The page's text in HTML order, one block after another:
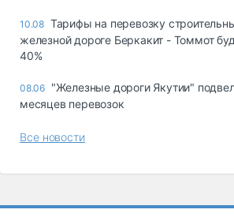
10.08 Тарифы на перевозку
железной дороге Беркакит - Томмот
40%
08.06 "Железные дороги Якутии"
месяцев перевозок
Все новости